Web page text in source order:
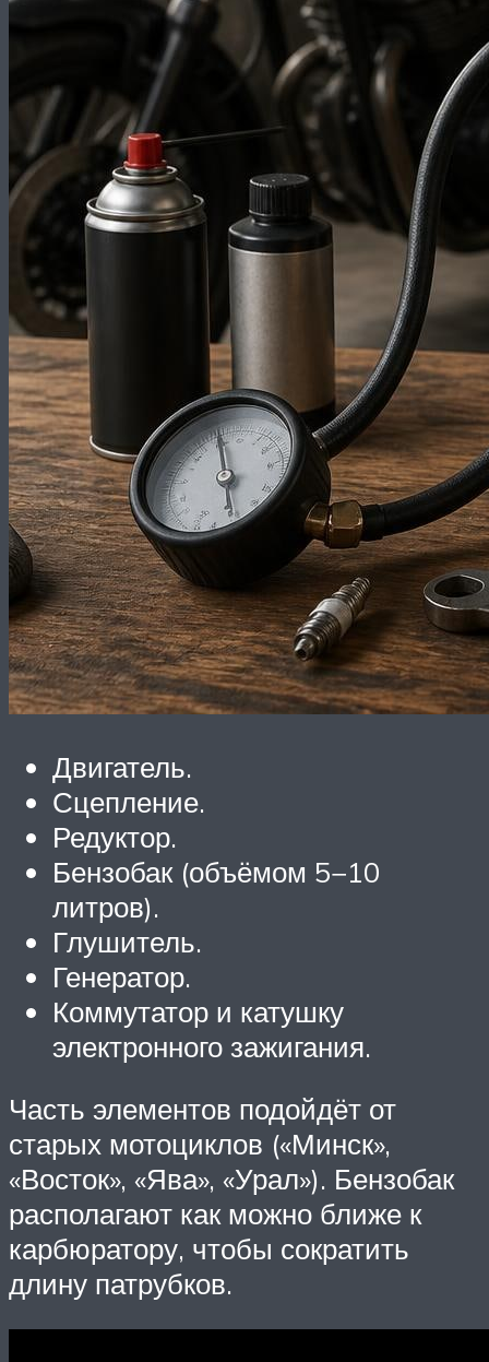
Двигатель.
Сцепление.
Редуктор.
Бензобак (объёмом 5−10
литров).
Глушитель.
Генератор.
Коммутатор и катушку
электронного зажигания.
Часть элементов подойдёт от
старых мотоциклов («Минск»,
«Восток», «Ява», «Урал»). Бензобак
располагают как можно ближе к
карбюратору, чтобы сократить
длину патрубков.